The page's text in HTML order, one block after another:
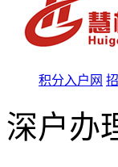
积分入户网
深户办